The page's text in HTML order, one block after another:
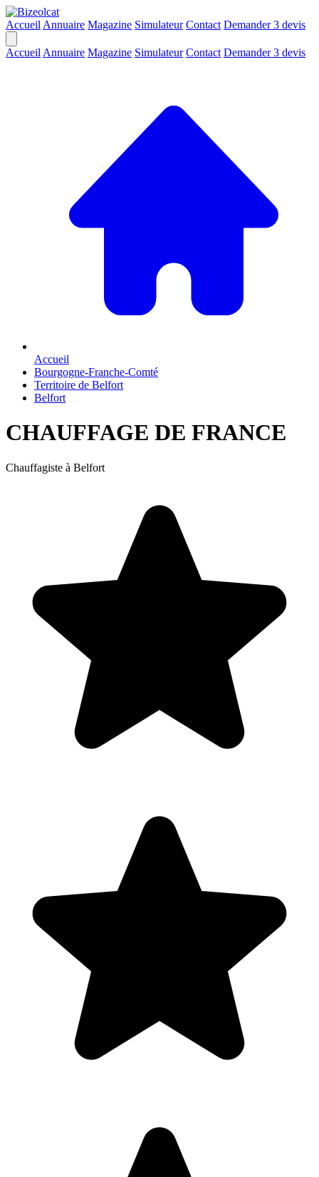
Accueil Annuaire Magazine Simulateur Contact Demander 3 devis
Accueil Annuaire Magazine Simulateur Contact Demander 3 devis
Accueil
Bourgogne-Franche-Comté
Territoire de Belfort
Belfort
CHAUFFAGE DE FRANCE
Chauffagiste à Belfort